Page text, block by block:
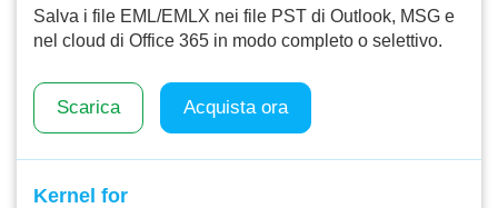
Salva i file EML/EMLX nei file PST di Outlook, MSG e
nel cloud di Office 365 in modo completo o selettivo.
Scarica Acquista ora
Kernel for